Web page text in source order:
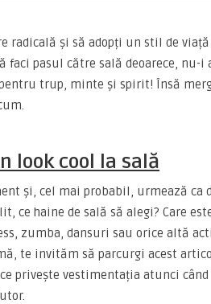
radicală și să adopți un stil de
faci pasul către sală deoarece, nu-i
trup, minte și spirit! Însă
look cool la sală
și, cel mai probabil, urmează
ce haine de sală să alegi? Care
zumba, dansuri sau orice altă
te invităm să parcurgi acest
privește vestimentația atunci